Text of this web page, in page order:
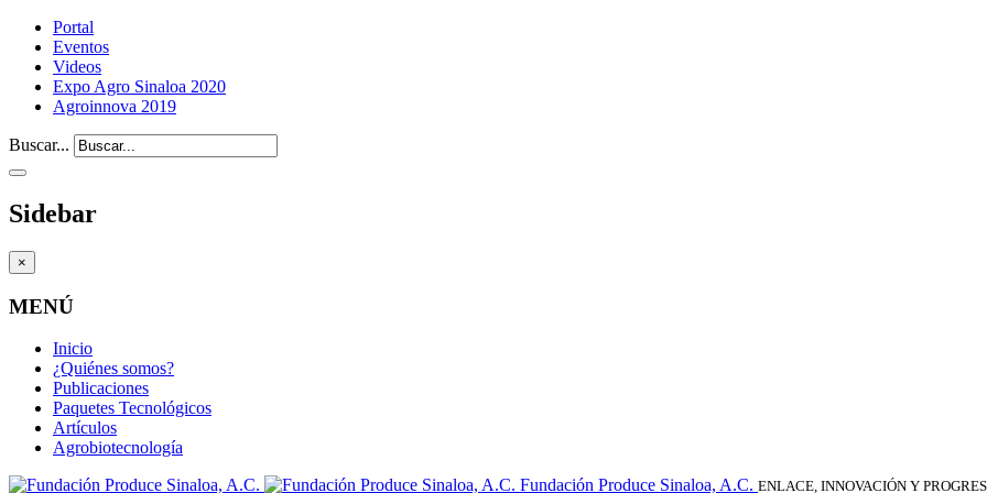
Portal
Eventos
Videos
Expo Agro Sinaloa 2020
Agroinnova 2019
Buscar...
Sidebar
×
MENÚ
Inicio
¿Quiénes somos?
Publicaciones
Paquetes Tecnológicos
Artículos
Agrobiotecnología
Fundación Produce Sinaloa, A.C. ENLACE, INNOVACIÓN Y